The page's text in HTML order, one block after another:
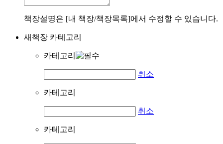
책장설명은 [내 책장/책장목록]에서 수정할 수 있습니다.
새책장 카테고리
카테고리
취소
카테고리
취소
카테고리